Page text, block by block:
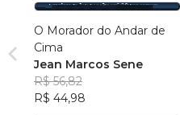
O Morador do Andar de
Cima
Jean Marcos Sene
R$ 56,82
R$ 44,98